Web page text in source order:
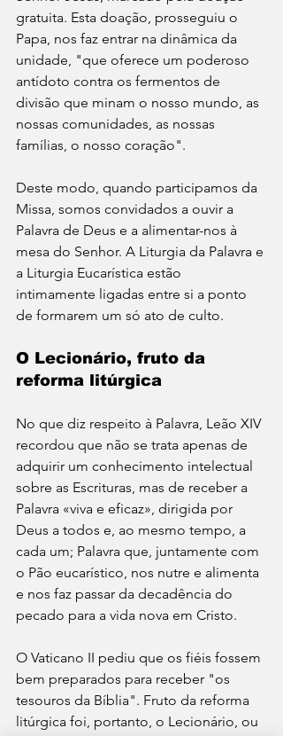
gratuita. Esta doação, prosseguiu o
Papa, nos faz entrar na dinâmica da
unidade, "que oferece um poderoso
antídoto contra os fermentos de
divisão que minam o nosso mundo, as
nossas comunidades, as nossas
famílias, o nosso coração".
Deste modo, quando participamos da
Missa, somos convidados a ouvir a
Palavra de Deus e a alimentar-nos à
mesa do Senhor. A Liturgia da Palavra e
a Liturgia Eucarística estão
intimamente ligadas entre si a ponto
de formarem um só ato de culto.
O Lecionário, fruto da
reforma litúrgica
No que diz respeito à Palavra, Leão XIV
recordou que não se trata apenas de
adquirir um conhecimento intelectual
sobre as Escrituras, mas de receber a
Palavra «viva e eficaz», dirigida por
Deus a todos e, ao mesmo tempo, a
cada um; Palavra que, juntamente com
o Pão eucarístico, nos nutre e alimenta
e nos faz passar da decadência do
pecado para a vida nova em Cristo.
O Vaticano II pediu que os fiéis fossem
bem preparados para receber "os
tesouros da Bíblia". Fruto da reforma
litúrgica foi, portanto, o Lecionário, ou